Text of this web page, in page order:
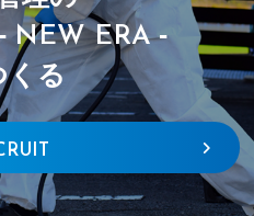
NEW ERA-
くる